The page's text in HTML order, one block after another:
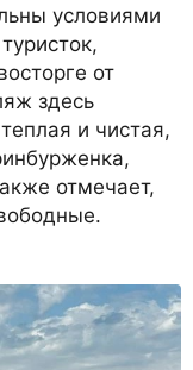
условиями
от
здесь
и чистая,
отмечает,